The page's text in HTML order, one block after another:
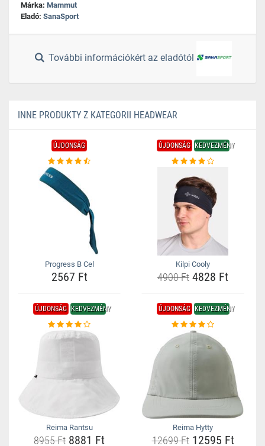
Márka: Mammut
Eladó: SanaSport
További információkért az eladótól
INNE PRODUKTY Z KATEGORII HEADWEAR
ÚJDONSÁG
Progress B Cel
2567 Ft
ÚJDONSÁG KEDVEZMÉNY
Kilpi Cooly
4900 Ft 4828 Ft
ÚJDONSÁG KEDVEZMÉNY
Reima Rantsu
8955 Ft 8881 Ft
ÚJDONSÁG KEDVEZMÉNY
Reima Hytty
12699 Ft12595 Ft